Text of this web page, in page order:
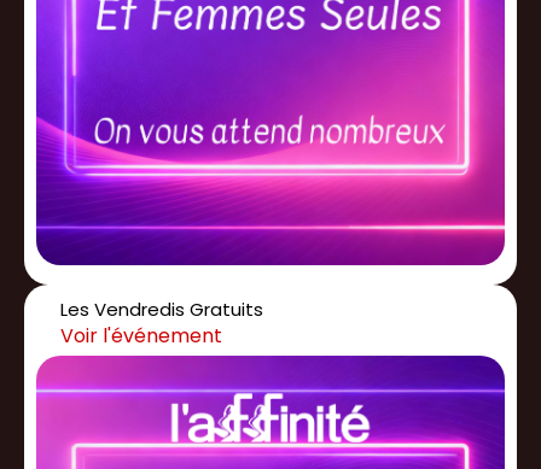
Les Vendredis Gratuits